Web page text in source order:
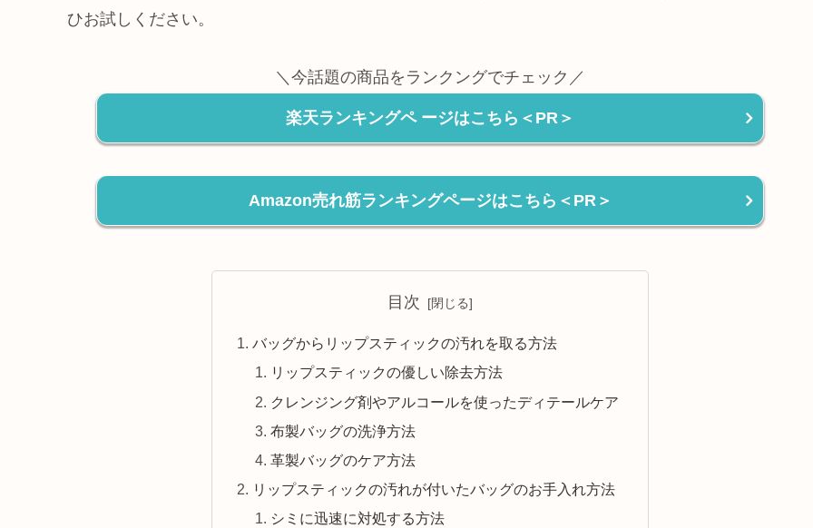
ひお試しください。
＼今話題の商品をランクングでチェック／
楽天ランキングペ ージはこちら＜PR＞
Amazon売れ筋ランキングページはこちら＜PR＞
目次
バッグからリップスティックの汚れを取る方法
リップスティックの優しい除去方法
クレンジング剤やアルコールを使ったディテールケア
布製バッグの洗浄方法
革製バッグのケア方法
リップスティックの汚れが付いたバッグのお手入れ方法
シミに迅速に対処する方法